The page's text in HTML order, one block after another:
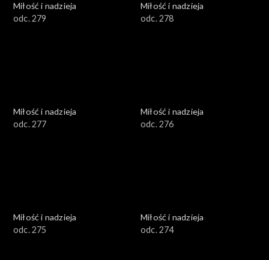
Miłość i nadzieja
odc. 279
Miłość i nadzieja
odc. 278
Miłość i nadzieja
odc. 277
Miłość i nadzieja
odc. 276
Miłość i nadzieja
odc. 275
Miłość i nadzieja
odc. 274